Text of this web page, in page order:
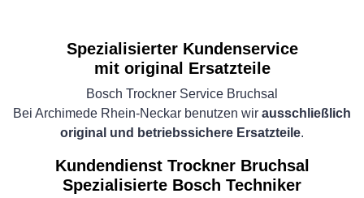
Spezialisierter Kundenservice
mit original Ersatzteile
Bosch Trockner Service Bruchsal
Bei Archimede Rhein-Neckar benutzen wir ausschließlich
original und betriebssichere Ersatzteile.
Kundendienst Trockner Bruchsal
Spezialisierte Bosch Techniker